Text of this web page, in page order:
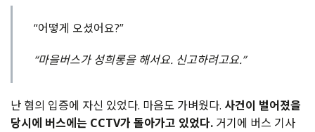
“어떻게 오셨어요?”
“마을버스가 성희롱을 해서요. 신고하려고요.”
난 혐의 입증에 자신 있었다. 마음도 가벼웠다. 사건이 벌어졌을
당시에 버스에는 CCTV가 돌아가고 있었다. 거기에 버스 기사